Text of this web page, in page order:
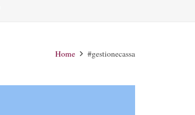
Home #gestionecassa